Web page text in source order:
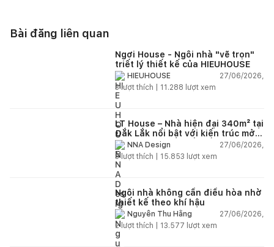
Bài đăng liên quan
Ngơi House - Ngôi nhà "vẽ trọn"
triết lý thiết kế của HIEUHOUSE
HIEUHOUSE
27/06/2026,
3lượt thích | 11.288 lượt xem
LT House – Nhà hiện đại 340m² tại
Đắk Lắk nổi bật với kiến trúc mở
và hệ sân vườn kết nối thiên
nhiên
NNA Design
27/06/2026,
3lượt thích | 15.853 lượt xem
Ngôi nhà không cần điều hòa nhờ
thiết kế theo khí hậu
Nguyễn Thu Hằng
27/06/2026,
2lượt thích | 13.577 lượt xem